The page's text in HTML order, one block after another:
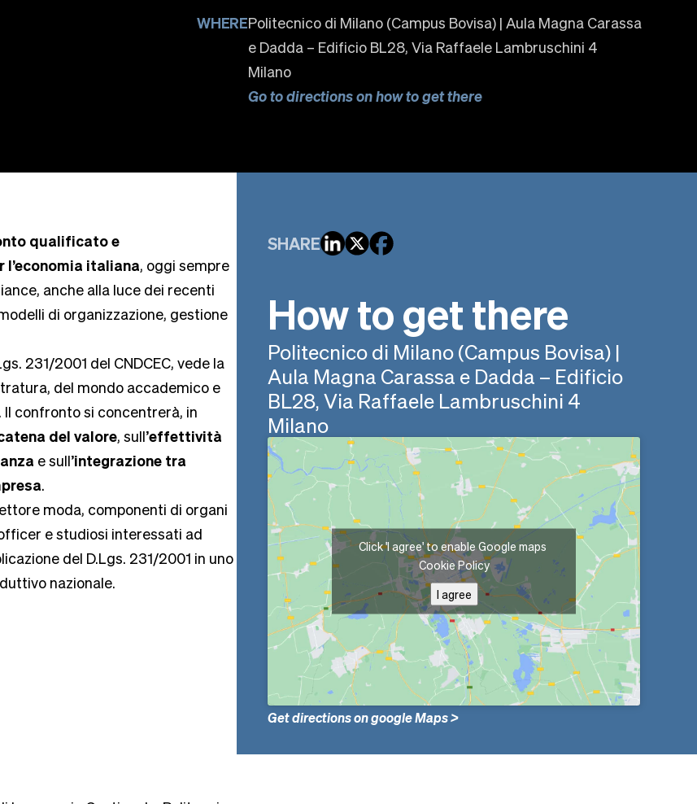
WHEREPolitecnico di Milano (Campus Bovisa) | Aula Magna Carassa
e Dadda – Edificio BL28, Via Raffaele Lambruschini 4
Milano
Go to directions on how to get there
qualificato e
italiana, oggi sempre
anche alla luce dei recenti
di organizzazione, gestione
231/2001 del CNDCEC, vede la
del mondo accademico e
confronto si concentrerà, in
del valore, sull’effettività
e sull’integrazione tra
.
moda, componenti di organi
e studiosi interessati ad
del D.Lgs. 231/2001 in uno
nazionale.
SHARE
How to get there
Politecnico di Milano (Campus Bovisa) |
Aula Magna Carassa e Dadda – Edificio
BL28, Via Raffaele Lambruschini 4
Milano
Click 'I agree' to enable Google maps
Cookie Policy
I agree
Get directions on google Maps >